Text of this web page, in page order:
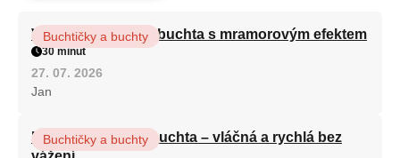
Vláčná olejová litá buchta s mramorovým efektem
Buchtičky a buchty
30 minut
27. 07. 2026
Jan
Hrnková maková buchta – vláčná a rychlá bez
Buchtičky a buchty